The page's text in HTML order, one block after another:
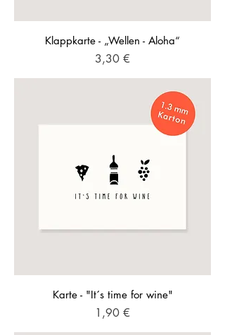
Klappkarte - „Wellen - Aloha“
Preis
3,30 €
Karte - "It´s time for wine"
Preis
1,90 €